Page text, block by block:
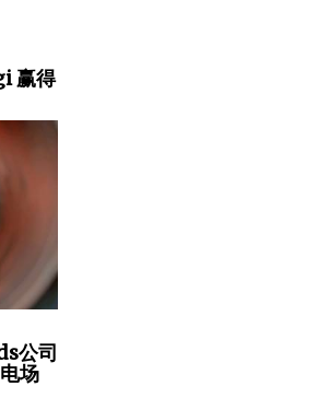
赢得
公司
场